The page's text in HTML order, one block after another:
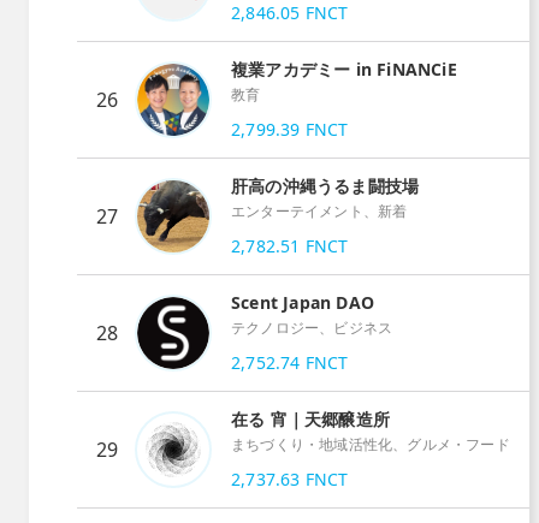
2,846.05 FNCT
26
複業アカデミー in FiNANCiE
教育
2,799.39 FNCT
27
肝高の沖縄うるま闘技場
エンターテイメント、新着
2,782.51 FNCT
28
Scent Japan DAO
テクノロジー、ビジネス
2,752.74 FNCT
29
在る 宵｜天郷醸造所
まちづくり・地域活性化、グルメ・フード
2,737.63 FNCT